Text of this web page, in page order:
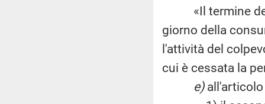
«Il termine
giorno della
l'attività del
cui è cessata la
e)all'articolo